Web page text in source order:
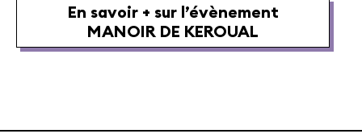
En savoir + sur l’évènement
MANOIR DE KEROUAL
MANOIR DE KEROUAL